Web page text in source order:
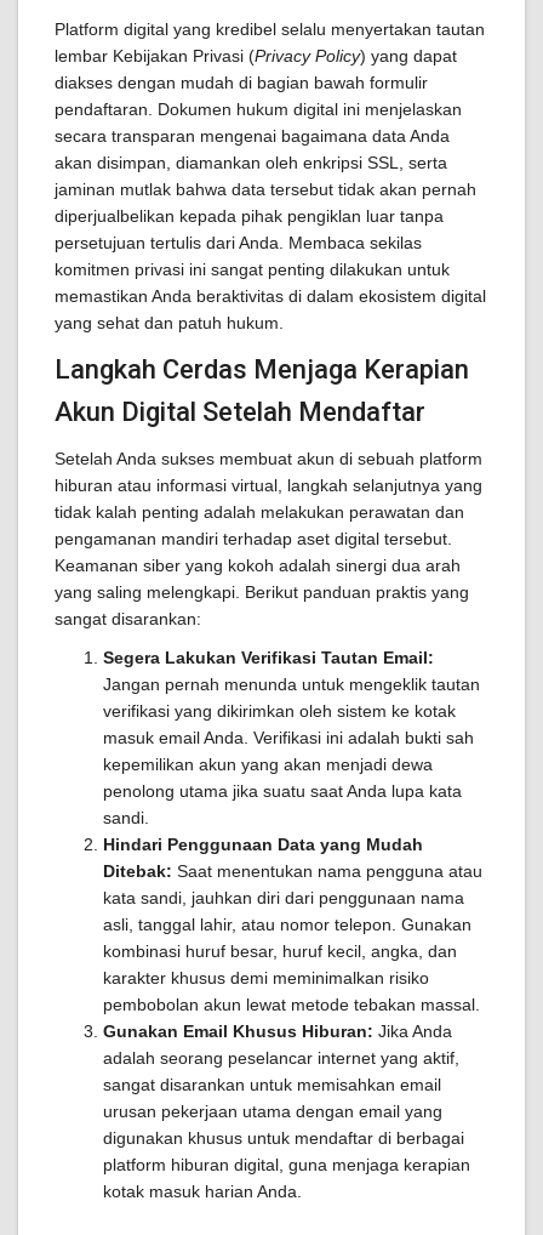
Platform digital yang kredibel selalu menyertakan tautan
lembar Kebijakan Privasi (Privacy Policy) yang dapat
diakses dengan mudah di bagian bawah formulir
pendaftaran. Dokumen hukum digital ini menjelaskan
secara transparan mengenai bagaimana data Anda
akan disimpan, diamankan oleh enkripsi SSL, serta
jaminan mutlak bahwa data tersebut tidak akan pernah
diperjualbelikan kepada pihak pengiklan luar tanpa
persetujuan tertulis dari Anda. Membaca sekilas
komitmen privasi ini sangat penting dilakukan untuk
memastikan Anda beraktivitas di dalam ekosistem digital
yang sehat dan patuh hukum.
Langkah Cerdas Menjaga Kerapian
Akun Digital Setelah Mendaftar
Setelah Anda sukses membuat akun di sebuah platform
hiburan atau informasi virtual, langkah selanjutnya yang
tidak kalah penting adalah melakukan perawatan dan
pengamanan mandiri terhadap aset digital tersebut.
Keamanan siber yang kokoh adalah sinergi dua arah
yang saling melengkapi. Berikut panduan praktis yang
sangat disarankan:
Segera Lakukan Verifikasi Tautan Email:
Jangan pernah menunda untuk mengeklik tautan
verifikasi yang dikirimkan oleh sistem ke kotak
masuk email Anda. Verifikasi ini adalah bukti sah
kepemilikan akun yang akan menjadi dewa
penolong utama jika suatu saat Anda lupa kata
sandi.
Hindari Penggunaan Data yang Mudah
Ditebak: Saat menentukan nama pengguna atau
kata sandi, jauhkan diri dari penggunaan nama
asli, tanggal lahir, atau nomor telepon. Gunakan
kombinasi huruf besar, huruf kecil, angka, dan
karakter khusus demi meminimalkan risiko
pembobolan akun lewat metode tebakan massal.
Gunakan Email Khusus Hiburan: Jika Anda
adalah seorang peselancar internet yang aktif,
sangat disarankan untuk memisahkan email
urusan pekerjaan utama dengan email yang
digunakan khusus untuk mendaftar di berbagai
platform hiburan digital, guna menjaga kerapian
kotak masuk harian Anda.